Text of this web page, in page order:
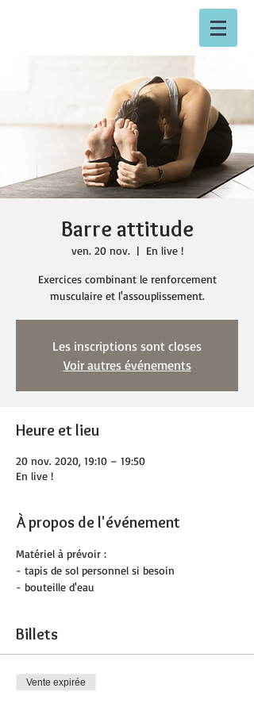
Barre attitude
ven. 20 nov.
  |
En live !
Exercices combinant le renforcement
musculaire et l'assouplissement.
Les inscriptions sont closes
Voir autres événements
Heure et lieu
20 nov. 2020, 19:10 – 19:50
En live !
À propos de l'événement
Matériel à prévoir :
- tapis de sol personnel si besoin
- bouteille d'eau
Billets
Vente expirée